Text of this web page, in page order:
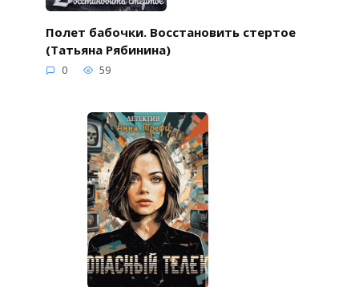
Полет бабочки. Восстановить стертое
(Татьяна Рябинина)
0 59